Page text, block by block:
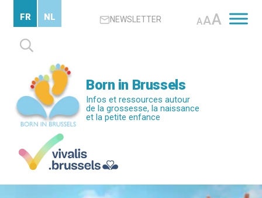
contenu
principal
NEWSLETTER AAA
Rechercher :
FR NL
Born in Brussels
Infos et ressources autour
de la grossesse, la naissance
et la petite enfance